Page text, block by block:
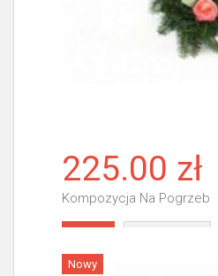
225.00 zł
Kompozycja Na Pogrzeb
Nowy